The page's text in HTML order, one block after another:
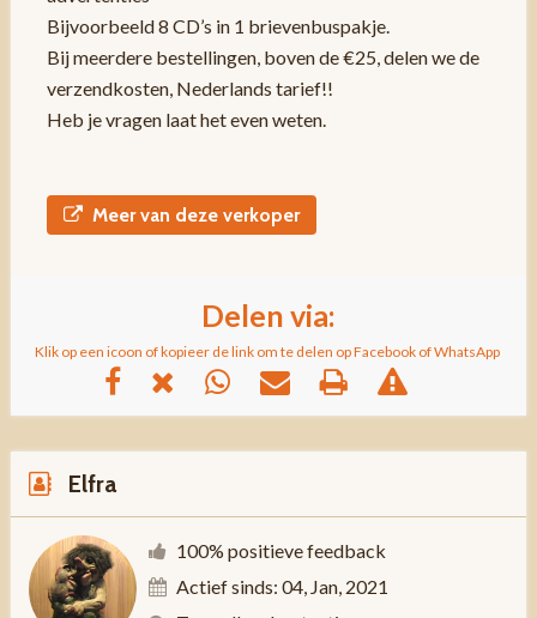
Bijvoorbeeld 8 CD’s in 1 brievenbuspakje.
Bij meerdere bestellingen, boven de €25, delen we de
verzendkosten, Nederlands tarief!!
Heb je vragen laat het even weten.
Meer van deze verkoper
Delen via:
Klik op een icoon of kopieer de link om te delen op Facebook of WhatsApp
Elfra
100% positieve feedback
Actief sinds: 04, Jan, 2021